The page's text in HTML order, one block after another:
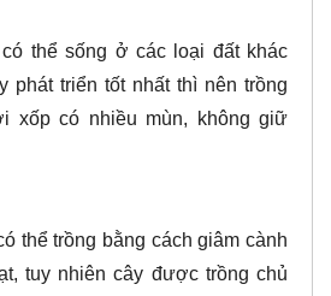
thể sống ở các loại đất khác
phát triển tốt nhất thì nên trồng
xốp có nhiều mùn, không giữ
thể trồng bằng cách giâm cành
tuy nhiên cây được trồng chủ